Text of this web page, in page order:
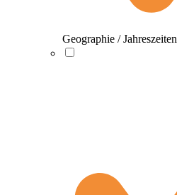
Geographie / Jahreszeiten